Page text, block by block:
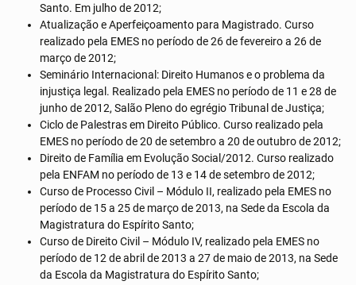
Santo. Em julho de 2012;
Atualização e Aperfeiçoamento para Magistrado. Curso
realizado pela EMES no período de 26 de fevereiro a 26 de
março de 2012;
Seminário Internacional: Direito Humanos e o problema da
injustiça legal. Realizado pela EMES no período de 11 e 28 de
junho de 2012, Salão Pleno do egrégio Tribunal de Justiça;
Ciclo de Palestras em Direito Público. Curso realizado pela
EMES no período de 20 de setembro a 20 de outubro de 2012;
Direito de Família em Evolução Social/2012. Curso realizado
pela ENFAM no período de 13 e 14 de setembro de 2012;
Curso de Processo Civil – Módulo II, realizado pela EMES no
período de 15 a 25 de março de 2013, na Sede da Escola da
Magistratura do Espírito Santo;
Curso de Direito Civil – Módulo IV, realizado pela EMES no
período de 12 de abril de 2013 a 27 de maio de 2013, na Sede
da Escola da Magistratura do Espírito Santo;